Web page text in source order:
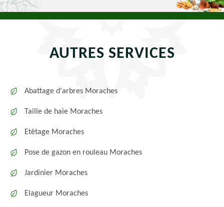
AUTRES SERVICES
Abattage d'arbres Moraches
Taille de haie Moraches
Etêtage Moraches
Pose de gazon en rouleau Moraches
Jardinier Moraches
Elagueur Moraches